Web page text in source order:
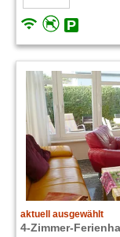
aktuell ausgewählt
4-Zimmer-